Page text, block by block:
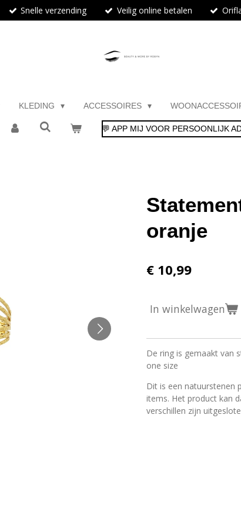
Snelle verzending Veilig online betalen
KLEDING ACCESSOIRES
💬 APP MIJ VOOR PERSOONLIJK
oranje
€ 10,99
In winkelwagen
De ring is gemaakt van
one size
Dit is een natuurstenen
items. Het product kan
verschillen zijn